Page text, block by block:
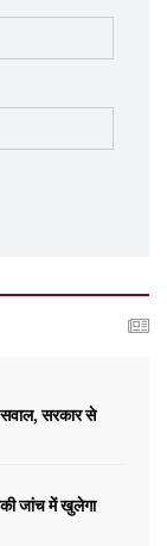
सवाल, सरकार से
की जांच में खुलेगा